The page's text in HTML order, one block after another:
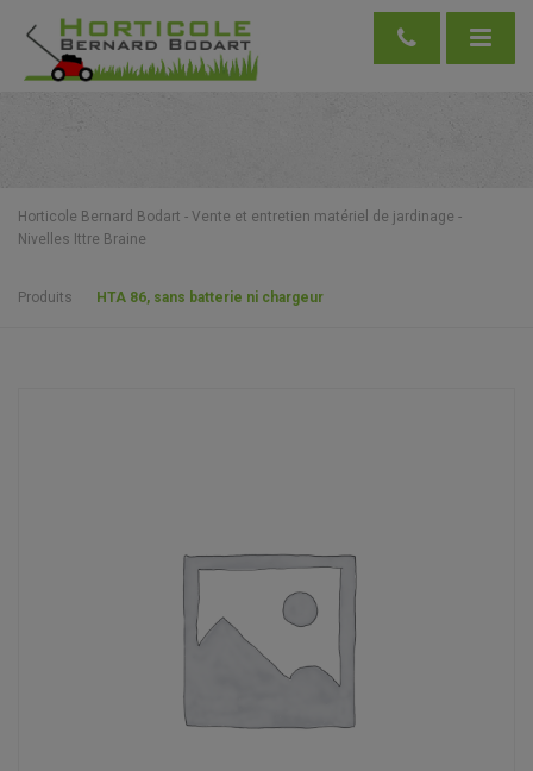
Horticole Bernard Bodart - Vente et entretien matériel de jardinage -
Nivelles Ittre Braine
Produits HTA 86, sans batterie ni chargeur